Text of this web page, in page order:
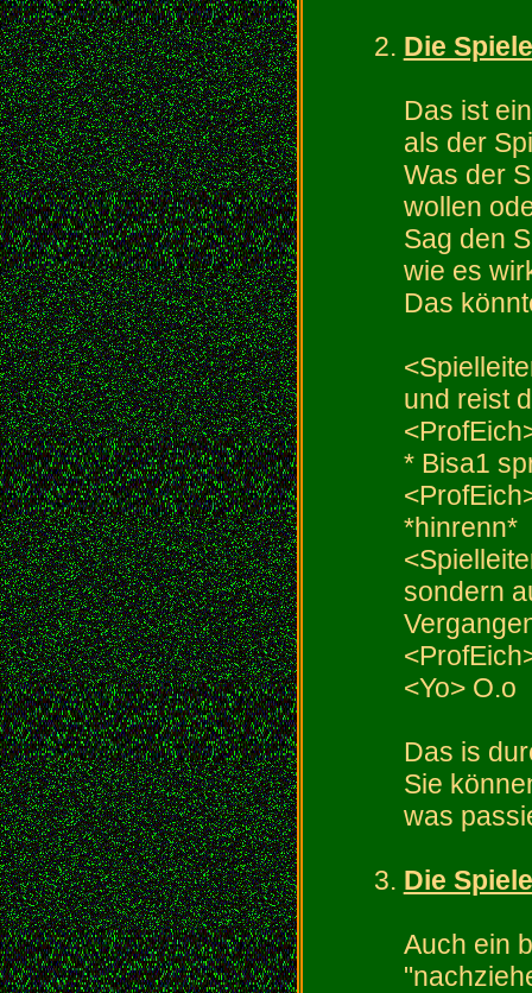
Die
Das ist
als der
Was der
wollen
Sag den
wie es
Das
und reist
* Bisa1
*hinrenn*
sondern
<Yo> O.o
Das is
Sie
was
Die
Auch ein